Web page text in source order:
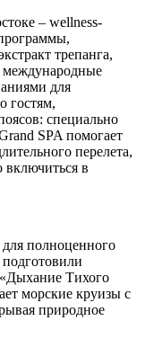
– wellness-
трепанга,
международные
для
гостям,
специально
SPA помогает
перелета,
в
полноценного
Тихого
морские круизы с
природное